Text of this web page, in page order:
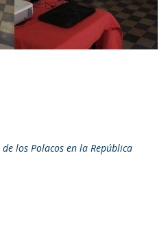
los Polacos en la República